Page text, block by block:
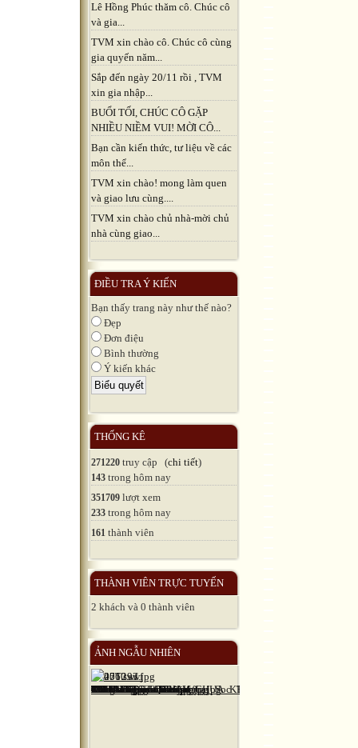
Lê Hồng Phúc thăm cô. Chúc cô
và gia...
TVM xin chào cô. Chúc cô cùng
gia quyến năm...
Sắp đến ngày 20/11 rồi , TVM
xin gia nhập...
BUỔI TỐI, CHÚC CÔ GẶP
NHIỀU NIỀM VUI! MỜI CÔ...
Bạn cần kiến thức, tư liệu về các
môn thể...
TVM xin chào! mong làm quen
và giao lưu cùng....
TVM xin chào chủ nhà-mời chủ
nhà cùng giao...
ĐIỀU TRA Ý KIẾN
Bạn thấy trang này như thế nào?
Đẹp
Đơn điệu
Bình thường
Ý kiến khác
THỐNG KÊ
271220 truy cập (chi tiết)
143 trong hôm nay
351709 lượt xem
233 trong hôm nay
161 thành viên
THÀNH VIÊN TRỰC TUYẾN
2 khách và 0 thành viên
ẢNH NGẪU NHIÊN